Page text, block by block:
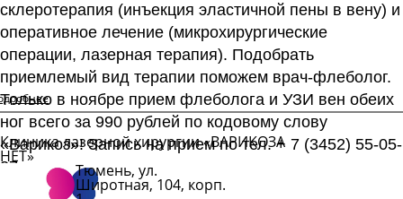
склеротерапия (инъекция эластичной пены в вену) и
оперативное лечение (микрохирургические
операции, лазерная терапия). Подобрать
приемлемый вид терапии поможем врач-флеболог.
Только в ноябре прием флеболога и УЗИ вен обеих
ног всего за 990 рублей по кодовому слову
«Варикоз»! Запись на прием по тел. + 7 (3452) 55-05-
27.
Клиника лазерной хирургии «ВАРИКОЗА
НЕТ»
Тюмень, ул.
Широтная, 104, корп.